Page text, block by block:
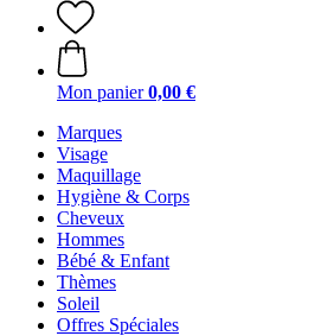
Mon panier 0,00 €
Marques
Visage
Maquillage
Hygiène & Corps
Cheveux
Hommes
Bébé & Enfant
Thèmes
Soleil
Offres Spéciales